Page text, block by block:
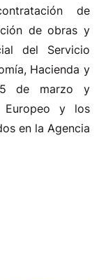
de
de obras y
del Servicio
Hacienda y
de marzo y
Europeo y los
en la Agencia